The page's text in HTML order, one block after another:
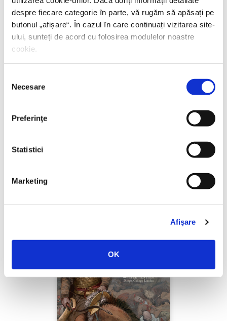
despre fiecare categorie în parte, vă rugăm să apăsați pe
butonul „afișare“. În cazul în care continuați vizitarea site-
ului, sunteți de acord cu folosirea modulelor noastre
cookie.
consimțământului
Necesare
Preferinţe
Statistici
Marketing
Afişare
OK